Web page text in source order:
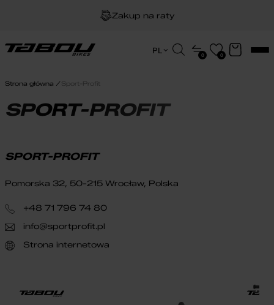
Zakup na raty
Dożywotnia gwarancja na ramę
PL
Wyszukiwarka
produktów
0 0
Strona główna Sport-Profit
SPORT-PROFIT
SPORT-PROFIT
Pomorska 32, 50-215 Wrocław, Polska
+48 71 796 74 80
info@sportprofit.pl
Strona internetowa